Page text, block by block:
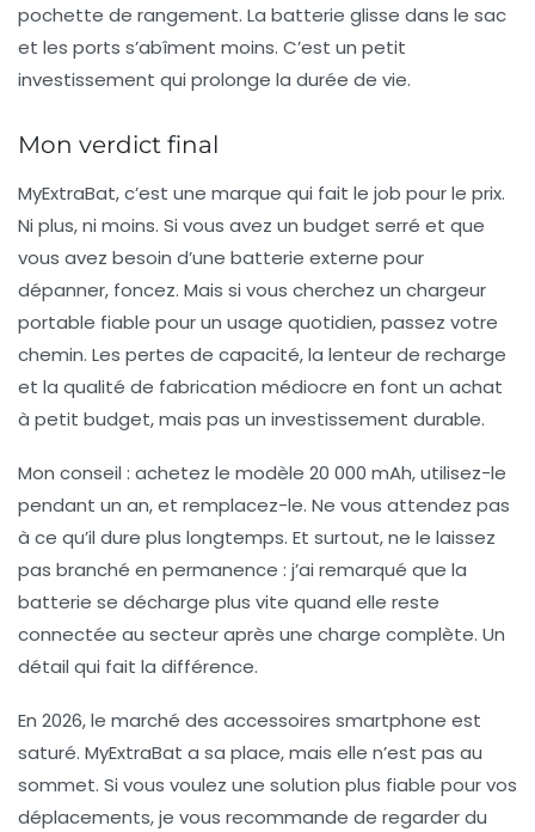
pochette de rangement. La batterie glisse dans le sac
et les ports s’abîment moins. C’est un petit
investissement qui prolonge la durée de vie.
Mon verdict final
MyExtraBat, c’est une marque qui fait le job pour le prix.
Ni plus, ni moins. Si vous avez un budget serré et que
vous avez besoin d’une batterie externe pour
dépanner, foncez. Mais si vous cherchez un chargeur
portable fiable pour un usage quotidien, passez votre
chemin. Les pertes de capacité, la lenteur de recharge
et la qualité de fabrication médiocre en font un achat
à petit budget, mais pas un investissement durable.
Mon conseil : achetez le modèle 20 000 mAh, utilisez-le
pendant un an, et remplacez-le. Ne vous attendez pas
à ce qu’il dure plus longtemps. Et surtout, ne le laissez
pas branché en permanence : j’ai remarqué que la
batterie se décharge plus vite quand elle reste
connectée au secteur après une charge complète. Un
détail qui fait la différence.
En 2026, le marché des accessoires smartphone est
saturé. MyExtraBat a sa place, mais elle n’est pas au
sommet. Si vous voulez une solution plus fiable pour vos
déplacements, je vous recommande de regarder du